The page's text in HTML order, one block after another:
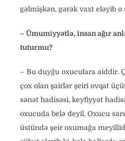
gəlmişkən, gərək vaxt eləyib
– Ümumiyyətlə, insan ağır
tuturmu?
– Bu duyğu oxuculara aiddir.
çox olan şairlər şeiri ovqat
sənət hadisəsi, keyfiyyət
oxucuda belə deyil. Oxucu
üstündə şeir oxumağa